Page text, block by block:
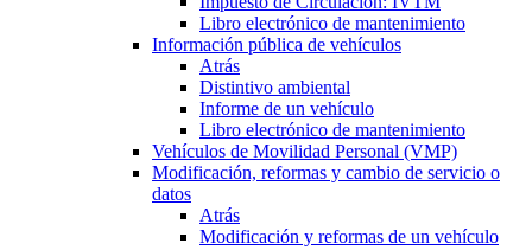
Libro electrónico de mantenimiento
Información pública de vehículos
Atrás
Distintivo ambiental
Informe de un vehículo
Libro electrónico de mantenimiento
Vehículos de Movilidad Personal (VMP)
Modificación, reformas y cambio de servicio o
datos
Atrás
Modificación y reformas de un vehículo